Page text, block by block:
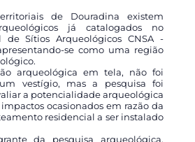
de Douradina existem
já catalogados no
de Sítios Arqueológicos CNSA -
se como uma região
arqueológica em tela, não foi
vestígio, mas a pesquisa foi
a potencialidade arqueológica
impactos ocasionados em razão da
residencial a ser instalado
da pesquisa arqueológica,